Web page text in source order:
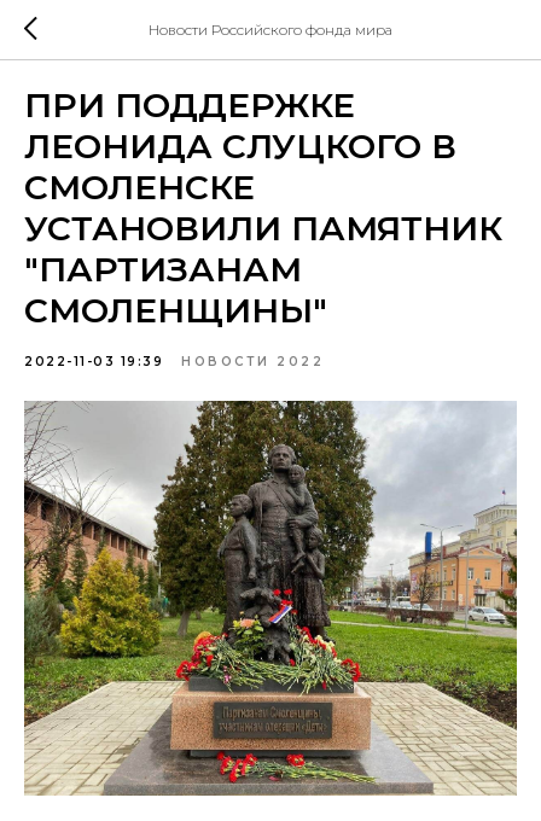
Новости Российского фонда мира
ПРИ ПОДДЕРЖКЕ
ЛЕОНИДА СЛУЦКОГО В
СМОЛЕНСКЕ
УСТАНОВИЛИ ПАМЯТНИК
"ПАРТИЗАНАМ
СМОЛЕНЩИНЫ"
2022-11-03 19:39 НОВОСТИ 2022